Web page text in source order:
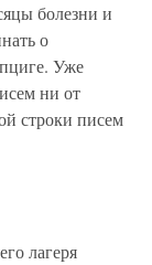
болезни и
о
Уже
ни от
строки писем
лагеря